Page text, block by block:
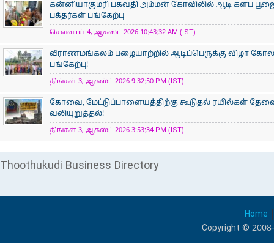
கன்னியாகுமரி பகவதி அம்மன் கோவிலில் ஆடி களப
பக்தர்கள் பங்கேற்பு
செவ்வாய் 4, ஆகஸ்ட் 2026 10:43:32 AM (IST)
வீராணமங்கலம் பழையாற்றில் ஆடிப்பெருக்கு விழா
பங்கேற்பு!
திங்கள் 3, ஆகஸ்ட் 2026 9:32:50 PM (IST)
கோவை, மேட்டுப்பாளையத்திற்கு கூடுதல் ரயில்கள்
வலியுறுத்தல்!
திங்கள் 3, ஆகஸ்ட் 2026 3:53:34 PM (IST)
Thoothukudi Business Directory
Home
Copyright ©